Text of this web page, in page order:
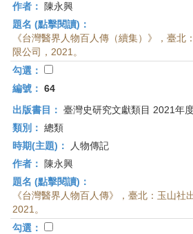
作者：
陳永興
題名 (點擊閱讀)：
《台灣醫界人物百人傳（續集）》，臺北
限公司，2021。
勾選：
編號： 64
出版書目： 臺灣史研究文獻類目 2021年
類別： 總類
時期(主題)：
人物傳記
作者：
陳永興
題名 (點擊閱讀)：
《台灣醫界人物百人傳》，臺北：玉山社
2021。
勾選：